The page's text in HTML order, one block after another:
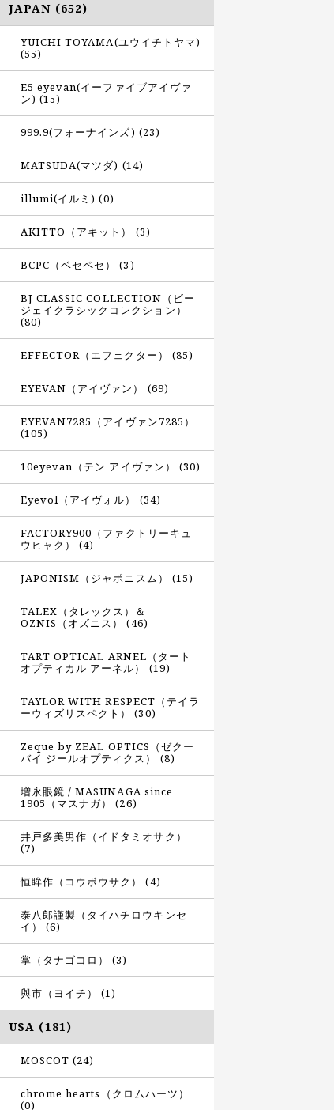
JAPAN (652)
YUICHI TOYAMA(ユウイチトヤマ)
(55)
E5 eyevan(イーファイブアイヴァ
ン) (15)
999.9(フォーナインズ) (23)
MATSUDA(マツダ) (14)
illumi(イルミ) (0)
AKITTO（アキット） (3)
BCPC（ベセペセ） (3)
BJ CLASSIC COLLECTION（ビー
ジェイクラシックコレクション）
(80)
EFFECTOR（エフェクター） (85)
EYEVAN（アイヴァン） (69)
EYEVAN7285（アイヴァン7285）
(105)
10eyevan（テン アイヴァン） (30)
Eyevol（アイヴォル） (34)
FACTORY900（ファクトリーキュ
ウヒャク） (4)
JAPONISM（ジャポニスム） (15)
TALEX（タレックス）＆
OZNIS（オズニス） (46)
TART OPTICAL ARNEL（タート
オプティカル アーネル） (19)
TAYLOR WITH RESPECT（テイラ
ーウィズリスペクト） (30)
Zeque by ZEAL OPTICS（ゼクー
バイ ジールオプティクス） (8)
増永眼鏡 / MASUNAGA since
1905（マスナガ） (26)
井戸多美男作（イドタミオサク）
(7)
恒眸作（コウボウサク） (4)
泰八郎謹製（タイハチロウキンセ
イ） (6)
掌（タナゴコロ） (3)
與市（ヨイチ） (1)
USA (181)
MOSCOT (24)
chrome hearts（クロムハーツ）
(0)